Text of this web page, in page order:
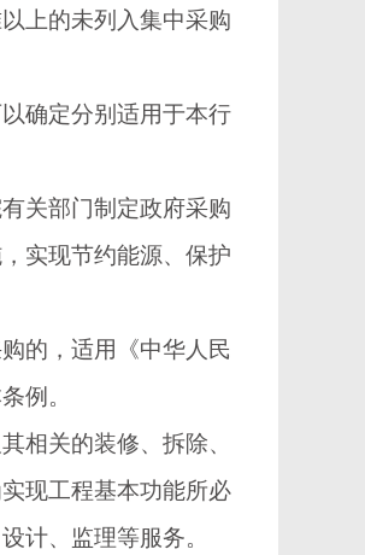
上的未列入集中采购
确定分别适用于本行
关部门制定政府采购
实现节约能源、保护
的，适用《中华人民
例。
关的装修、拆除、
现工程基本功能所必
计、监理等服务。